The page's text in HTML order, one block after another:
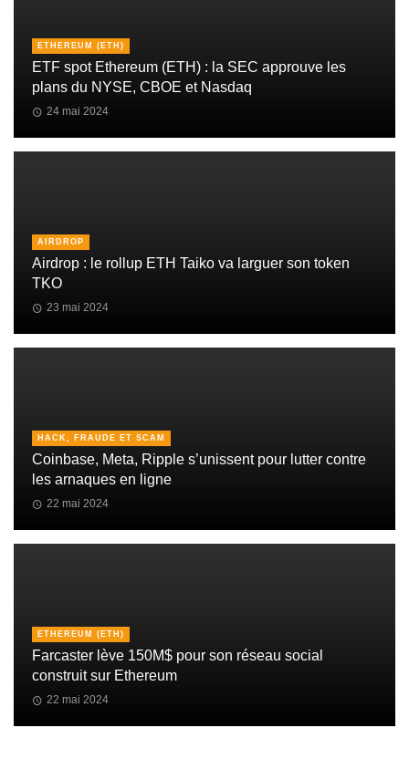
ETHEREUM (ETH)
ETF spot Ethereum (ETH) : la SEC approuve les
plans du NYSE, CBOE et Nasdaq
24 mai 2024
AIRDROP
Airdrop : le rollup ETH Taiko va larguer son token
TKO
23 mai 2024
HACK, FRAUDE ET SCAM
Coinbase, Meta, Ripple s’unissent pour lutter contre
les arnaques en ligne
22 mai 2024
ETHEREUM (ETH)
Farcaster lève 150M$ pour son réseau social
construit sur Ethereum
22 mai 2024